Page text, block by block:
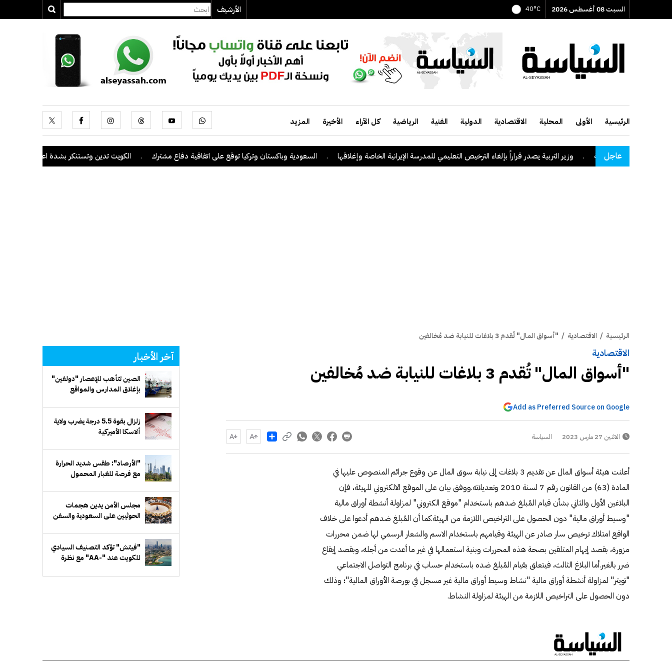
السبت 08 أغسطس 2026 40°C الأرشيف
الرئيسية الأولى المحلية الاقتصادية الدولية الفنية الرياضية كل الآراء الأخيرة المزيد
عاجل
نجران السعودية وزير التربية يصدر قراراً بإلغاء الترخيص التعليمي للمدرسة الإيرانية الخاصة وإغلاقها . السعودية وباكستان وتركيا توقع على اتفاقية دفاع مشترك . الكويت تدين وتستنكر بشدة اعتداءات ميليشيا
الرئيسية / الاقتصادية / "أسواق المال" تُقدم 3 بلاغات للنيابة ضد مُخالفين
الاقتصادية
"أسواق المال" تُقدم 3 بلاغات للنيابة ضد مُخالفين
Add as Preferred Source on Google
الاثنين 27 مارس 2023 السياسة Share
أعلنت هيئة أسواق المال عن تقديم 3 بلاغات إلى نيابة سوق المال عن وقوع جرائم المنصوص عليها في
المادة (63) من القانون رقم 7 لسنة 2010 وتعديلاته.ووفق بيان على الموقع الالكتروني للهيئة، فإن
البلاغين الأول والثاني بشأن قيام المُبلغ ضدهم باستخدام "موقع الكتروني" لمزاولة أنشطة أوراق مالية
"وسيط أوراق مالية" دون الحصول على التراخيص اللازمة من الهيئة.كما أن المُبلغ ضدهم أدعوا على خلاف
الواقع امتلاك ترخيص سار صادر عن الهيئة وقيامهم باستخدام الاسم والشعار الرسمي لها ضمن محررات
مزورة، بقصد إيهام المتلقين بصحة هذه المحررات وبنية استعمالها في غير ما أعدت من أجله، وبقصد إيقاع
ضرر بالغير.أما البلاغ الثالث، فيتعلق بقيام المُبلغ ضده باستخدام حساب في برنامج التواصل الاجتماعي
"تويتر" لمزاولة أنشطة أوراق مالية "نشاط وسيط أوراق مالية غير مسجل في بورصة الأوراق المالية"؛ وذلك
دون الحصول على التراخيص اللازمة من الهيئة لمزاولة النشاط.
آخر الأخبار
الصين تتأهب للإعصار "دولفين"
بإغلاق المدارس والمواقع
زلزال بقوة 5.5 درجة يضرب ولاية
ألاسكا الأميركية
"الأرصاد": طقس شديد الحرارة
مع فرصة للغبار المحمول
مجلس الأمن يدين هجمات
الحوثيين على السعودية والسفن
"فيتش" تؤكد التصنيف السيادي
للكويت عند "-AA" مع نظرة